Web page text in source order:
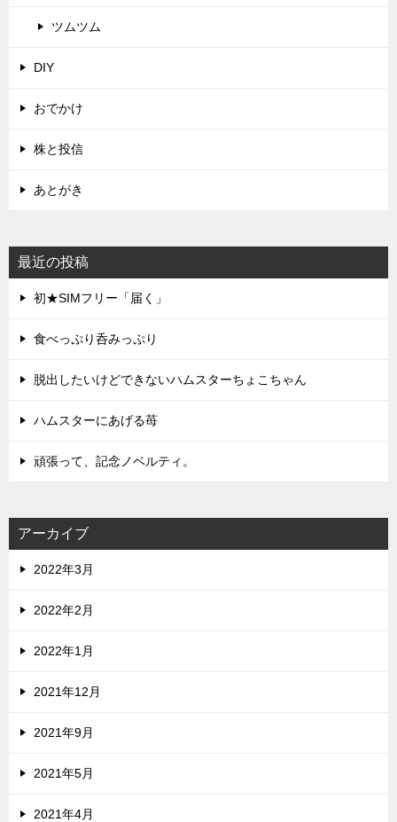
ツムツム
DIY
おでかけ
株と投信
あとがき
最近の投稿
初★SIMフリー「届く」
食べっぷり呑みっぷり
脱出したいけどできないハムスターちょこちゃん
ハムスターにあげる苺
頑張って、記念ノベルティ。
アーカイブ
2022年3月
2022年2月
2022年1月
2021年12月
2021年9月
2021年5月
2021年4月